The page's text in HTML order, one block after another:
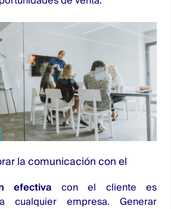
la comunicación con el
efectiva con el cliente es
cualquier empresa. Generar